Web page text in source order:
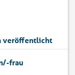
veröffentlicht
frau